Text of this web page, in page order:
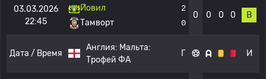
03.03.2026
22:45
Йовил
Тамворт
2
0
0 0 0 0 В
Дата / Время
Англия: Мальта:
Трофей ФА
Г И